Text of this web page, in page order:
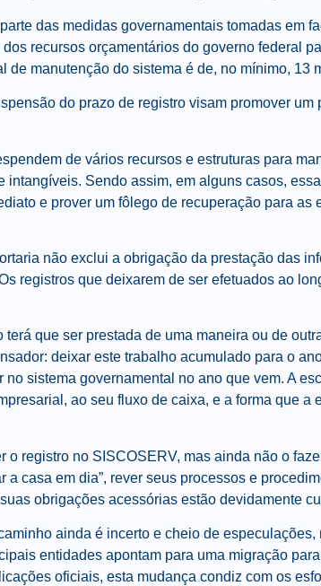
das medidas governamentais tomadas em
recursos orçamentários do governo federal
de manutenção do sistema é de, no mínimo, 13
do prazo de registro visam promover
de vários recursos e estruturas para
intangíveis. Sendo assim, em alguns casos,
e prover um fôlego de recuperação para as
não exclui a obrigação da prestação das
registros que deixarem de ser efetuados ao
que ser prestada de uma maneira ou de
deixar este trabalho acumulado para o
sistema governamental no ano que vem. A
ao seu fluxo de caixa, e a forma que a
o registro no SISCOSERV, mas ainda não o
a casa em dia”, rever seus processos e
obrigações acessórias estão devidamente
ainda é incerto e cheio de especulações,
entidades apontam para uma migração
oficiais, esta mudança condiz com os